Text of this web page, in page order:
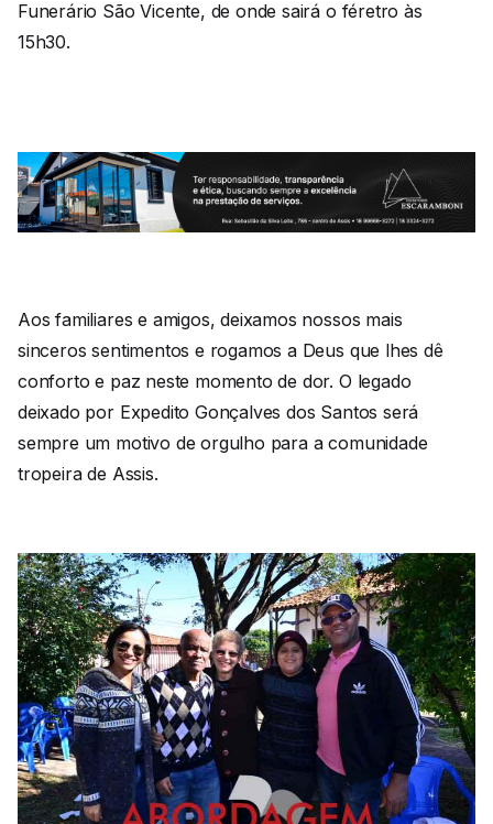
Funerário São Vicente, de onde sairá o féretro às
15h30.
Aos familiares e amigos, deixamos nossos mais
sinceros sentimentos e rogamos a Deus que lhes dê
conforto e paz neste momento de dor. O legado
deixado por Expedito Gonçalves dos Santos será
sempre um motivo de orgulho para a comunidade
tropeira de Assis.